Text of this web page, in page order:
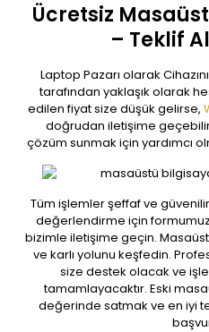
Ücretsiz
– Teklif
Laptop Pazarı olarak
tarafından yaklaşık olarak
edilen fiyat size düşük gelirse,
doğrudan iletişime
çözüm sunmak için yardımcı
Tüm işlemler şeffaf ve
değerlendirme için
bizimle iletişime geçin.
ve karlı yolunu keşfedin.
size destek olacak ve
tamamlayacaktır. Eski
değerinde satmak ve en iyi